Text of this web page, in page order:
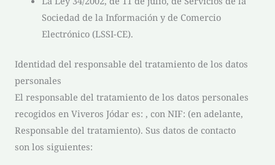
Sociedad de la Información y de Comercio
Electrónico (LSSI-CE).
Identidad del responsable del tratamiento de los datos
personales
El responsable del tratamiento de los datos personales
recogidos en Viveros Jódar es: , con NIF: (en adelante,
Responsable del tratamiento). Sus datos de contacto
son los siguientes: